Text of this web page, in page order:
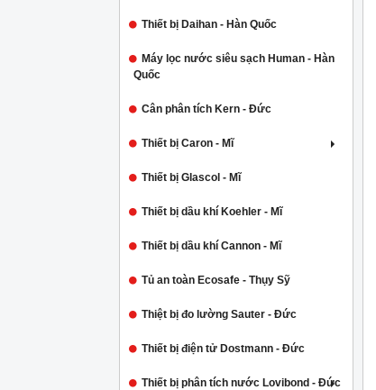
Thiết bị Daihan - Hàn Quốc
Máy lọc nước siêu sạch Human - Hàn
Quốc
Cân phân tích Kern - Đức
Thiết bị Caron - Mĩ
Thiết bị Glascol - Mĩ
Thiết bị dầu khí Koehler - Mĩ
Thiết bị dầu khí Cannon - Mĩ
Tủ an toàn Ecosafe - Thụy Sỹ
Thiệt bị đo lường Sauter - Đức
Thiết bị điện tử Dostmann - Đức
Thiết bị phân tích nước Lovibond - Đức